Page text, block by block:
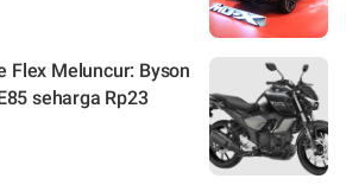
Flex Meluncur: Byson
seharga Rp23